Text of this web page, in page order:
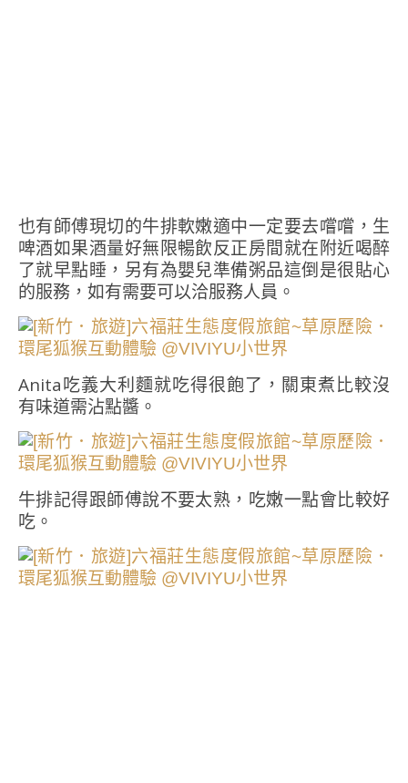
也有師傅現切的牛排軟嫩適中一定要去嚐嚐，生
啤酒如果酒量好無限暢飲反正房間就在附近喝醉
了就早點睡，另有為嬰兒準備粥品這倒是很貼心
的服務，如有需要可以洽服務人員。
Anita吃義大利麵就吃得很飽了，關東煮比較沒
有味道需沾點醬。
牛排記得跟師傅說不要太熟，吃嫩一點會比較好
吃。